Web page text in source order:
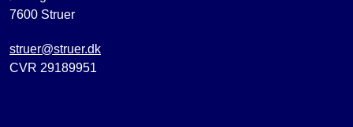
7600 Struer
struer@struer.dk
CVR 29189951